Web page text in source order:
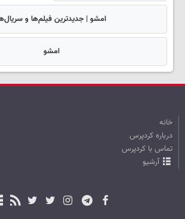
امشو | جدیدترین فیلم‌ها و
امشو
خانه
درباره کردپرس
تماس با کردپرس
آرشیو